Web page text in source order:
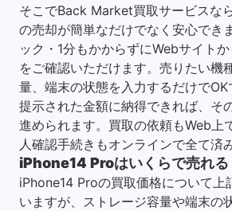
そこでBack Market買取サービスな
の売却が簡単なだけでなく安心でき
ック・1分もかからずにWebサイト
をご確認いただけます。売りたい機
量、端末の状態を入力するだけでOK
提示された金額に納得できれば、そ
進められます。買取の依頼もWeb上
人確認手続きもオンラインで全て済
iPhone14 Proはいくらで売れる
iPhone14 Proの買取価格について上
いますが、ストレージ容量や端末の